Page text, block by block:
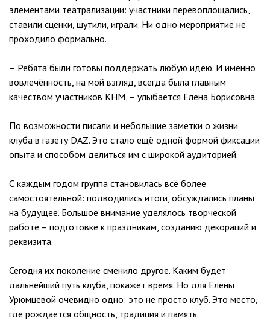
элементами театрализации: участники перевоплощались,
ставили сценки, шутили, играли. Ни одно мероприятие не
проходило формально.
– Ребята были готовы поддержать любую идею. И именно
вовлечённость, на мой взгляд, всегда была главным
качеством участников КНМ, – улыбается Елена Борисовна.
По возможности писали и небольшие заметки о жизни
клуба в газету DAZ. Это стало ещё одной формой фиксации
опыта и способом делиться им с широкой аудиторией.
С каждым годом группа становилась всё более
самостоятельной: подводились итоги, обсуждались планы
на будущее. Большое внимание уделялось творческой
работе – подготовке к праздникам, созданию декораций и
реквизита.
Сегодня их поколение сменило другое. Каким будет
дальнейший путь клуба, покажет время. Но для Елены
Урюмцевой очевидно одно: это не просто клуб. Это место,
где рождается общность, традиция и память.